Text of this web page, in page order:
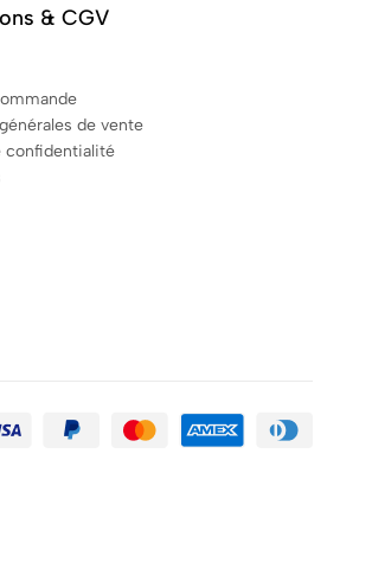
& CGV
de vente
confidentialité